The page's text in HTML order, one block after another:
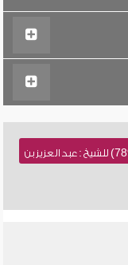
نسخة نصية للطباعة , فتاوى نور على الدرب (789) للشيخ : عبد العزيز بن